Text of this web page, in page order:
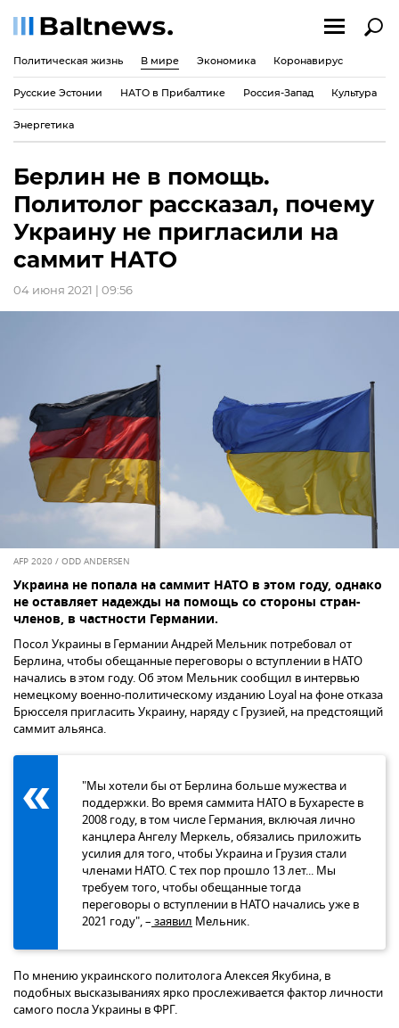
Политическая жизнь В мире Экономика Коронавирус
Русские Эстонии НАТО в Прибалтике Россия-Запад Культура
Энергетика
Берлин не в помощь.
Политолог рассказал, почему
Украину не пригласили на
саммит НАТО
04 июня 2021 | 09:56
AFP 2020 / ODD ANDERSEN
Украина не попала на саммит НАТО в этом году, однако
не оставляет надежды на помощь со стороны стран-
членов, в частности Германии.
Посол Украины в Германии Андрей Мельник потребовал от
Берлина, чтобы обещанные переговоры о вступлении в НАТО
начались в этом году. Об этом Мельник сообщил в интервью
немецкому военно-политическому изданию Loyal на фоне отказа
Брюсселя пригласить Украину, наряду с Грузией, на предстоящий
саммит альянса.
"Мы хотели бы от Берлина больше мужества и
поддержки. Во время саммита НАТО в Бухаресте в
2008 году, в том числе Германия, включая лично
канцлера Ангелу Меркель, обязались приложить
усилия для того, чтобы Украина и Грузия стали
членами НАТО. С тех пор прошло 13 лет... Мы
требуем того, чтобы обещанные тогда
переговоры о вступлении в НАТО начались уже в
2021 году", – заявил Мельник.
По мнению украинского политолога Алексея Якубина, в
подобных высказываниях ярко прослеживается фактор личности
самого посла Украины в ФРГ.